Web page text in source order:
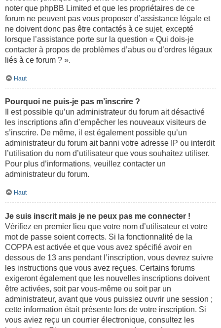
noter que phpBB Limited et que les propriétaires de ce
forum ne peuvent pas vous proposer d’assistance légale et
ne doivent donc pas être contactés à ce sujet, excepté
lorsque l’assistance porte sur la question « Qui dois-je
contacter à propos de problèmes d’abus ou d’ordres légaux
liés à ce forum ? ».
Haut
Pourquoi ne puis-je pas m’inscrire ?
Il est possible qu’un administrateur du forum ait désactivé
les inscriptions afin d’empêcher les nouveaux visiteurs de
s’inscrire. De même, il est également possible qu’un
administrateur du forum ait banni votre adresse IP ou interdit
l’utilisation du nom d’utilisateur que vous souhaitez utiliser.
Pour plus d’informations, veuillez contacter un
administrateur du forum.
Haut
Je suis inscrit mais je ne peux pas me connecter !
Vérifiez en premier lieu que votre nom d’utilisateur et votre
mot de passe soient corrects. Si la fonctionnalité de la
COPPA est activée et que vous avez spécifié avoir en
dessous de 13 ans pendant l’inscription, vous devrez suivre
les instructions que vous avez reçues. Certains forums
exigeront également que les nouvelles inscriptions doivent
être activées, soit par vous-même ou soit par un
administrateur, avant que vous puissiez ouvrir une session ;
cette information était présente lors de votre inscription. Si
vous aviez reçu un courrier électronique, consultez les